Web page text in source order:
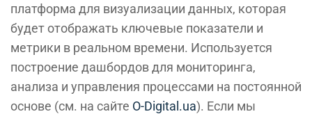
платформа для визуализации данных, которая
будет отображать ключевые показатели и
метрики в реальном времени. Используется
построение дашбордов для мониторинга,
анализа и управления процессами на постоянной
основе (см. на сайте O-Digital.ua). Если мы